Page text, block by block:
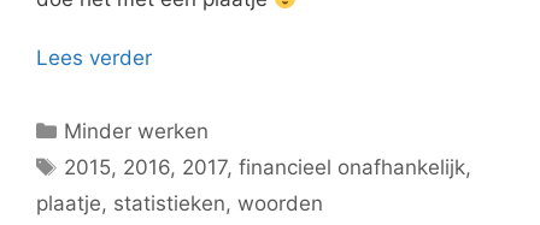
Lees verder
Categorieën
Minder werken
Tags
2015, 2016, 2017,financieel onafhankelijk,
plaatje, statistieken, woorden